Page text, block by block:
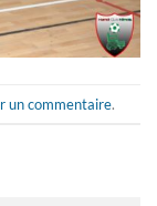
un commentaire.